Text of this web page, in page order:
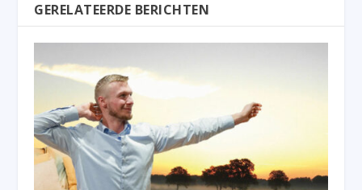
GERELATEERDE BERICHTEN